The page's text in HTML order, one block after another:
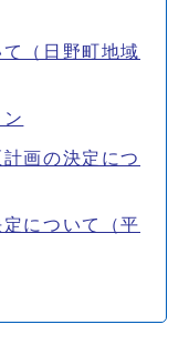
（日野町地域
画の決定につ
について（平